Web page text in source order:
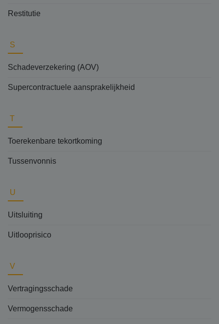
Restitutie
S
Schadeverzekering (AOV)
Supercontractuele aansprakelijkheid
T
Toerekenbare tekortkoming
Tussenvonnis
U
Uitsluiting
Uitlooprisico
V
Vertragingsschade
Vermogensschade